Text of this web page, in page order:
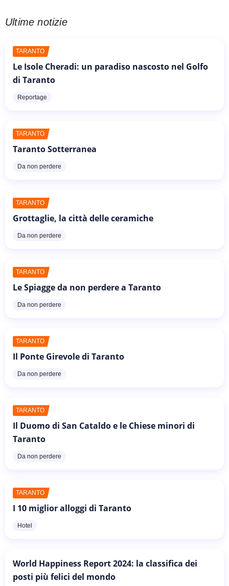
Ultime notizie
TARANTO
Le Isole Cheradi: un paradiso nascosto nel Golfo
di Taranto
Reportage
TARANTO
Taranto Sotterranea
Da non perdere
TARANTO
Grottaglie, la città delle ceramiche
Da non perdere
TARANTO
Le Spiagge da non perdere a Taranto
Da non perdere
TARANTO
Il Ponte Girevole di Taranto
Da non perdere
TARANTO
Il Duomo di San Cataldo e le Chiese minori di
Taranto
Da non perdere
TARANTO
I 10 miglior alloggi di Taranto
Hotel
World Happiness Report 2024: la classifica dei
posti più felici del mondo